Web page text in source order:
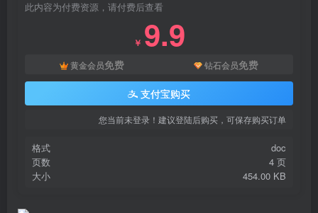
此内容为付费资源，请付费后查看
￥ 9.9
黄金会员免费 钻石会员免费
支付宝购买
您当前未登录！建议登陆后购买，可保存购买订单
格式
doc
页数
4 页
大小
454.00 KB